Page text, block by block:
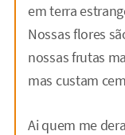
em terra
Nossas flores
nossas frutas
mas custam
Ai quem me